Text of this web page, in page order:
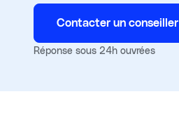
Contacter un conseiller
Réponse sous 24h ouvrées